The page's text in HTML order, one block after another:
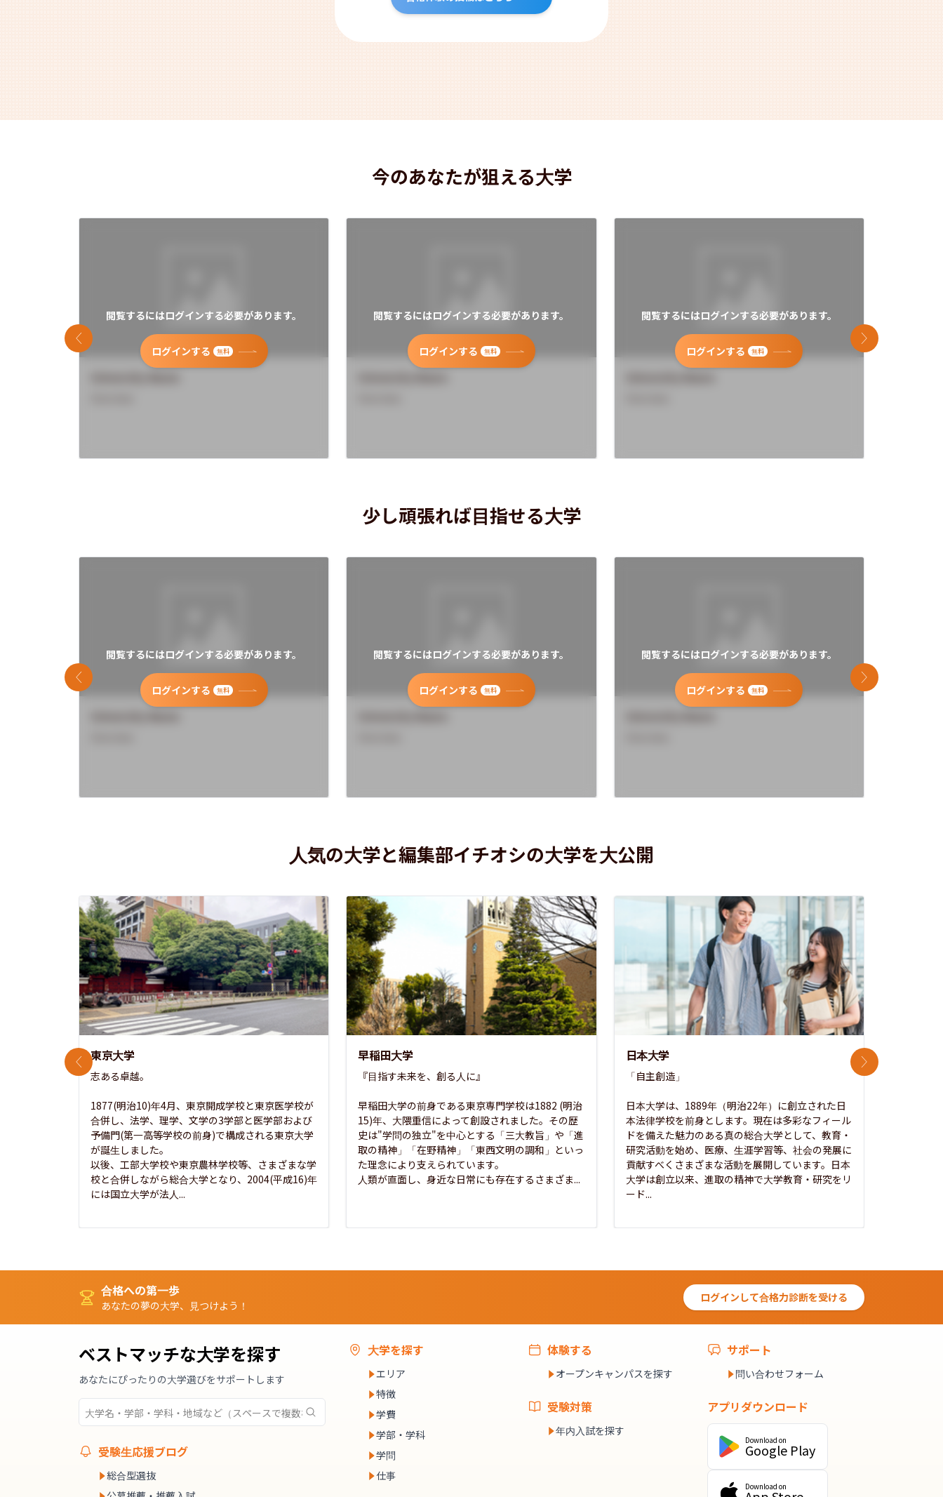
今のあなたが狙える大学
閲覧するにはログインする必要があります。
ログインする 無料
閲覧するにはログインする必要があります。
ログインする 無料
閲覧するにはログインする必要があります。
ログインする 無料
前のスライド 次のスライド
少し頑張れば目指せる大学
閲覧するにはログインする必要があります。
ログインする 無料
閲覧するにはログインする必要があります。
ログインする 無料
閲覧するにはログインする必要があります。
ログインする 無料
前のスライド 次のスライド
人気の大学と編集部イチオシの大学を大公開
東京大学
志ある卓越。
1877(明治10)年4月、東京開成学校と東京医学校が
合併し、法学、理学、文学の3学部と医学部および
予備門(第一高等学校の前身)で構成される東京大学
が誕生しました。
以後、工部大学校や東京農林学校等、さまざまな学
校と合併しながら総合大学となり、2004(平成16)年
には国立大学が法人...
早稲田大学
『目指す未来を、創る人に』
早稲田大学の前身である東京専門学校は1882 (明治
15)年、大隈重信によって創設されました。その歴
史は"学問の独立"を中心とする「三大教旨」や「進
取の精神」「在野精神」「東西文明の調和」といっ
た理念により支えられています。
人類が直面し、身近な日常にも存在するさまざま...
日本大学
「自主創造」
日本大学は、1889年（明治22年）に創立された日
本法律学校を前身とします。現在は多彩なフィール
ドを備えた魅力のある真の総合大学として、教育・
研究活動を始め、医療、生涯学習等、社会の発展に
貢献すべくさまざまな活動を展開しています。日本
大学は創立以来、進取の精神で大学教育・研究をリ
ード...
前のスライド 次のスライド
合格への第一歩
あなたの夢の大学、見つけよう！
ログインして合格力診断を受ける
ベストマッチな大学を探す
あなたにぴったりの大学選びをサポートします
受験生応援ブログ
総合型選抜
大学を探す
エリア
特徴
学費
学部・学科
学問
仕事
体験する
オープンキャンパスを探す
受験対策
年内入試を探す
サポート
問い合わせフォーム
アプリダウンロード
Download on
Google Play
Download on